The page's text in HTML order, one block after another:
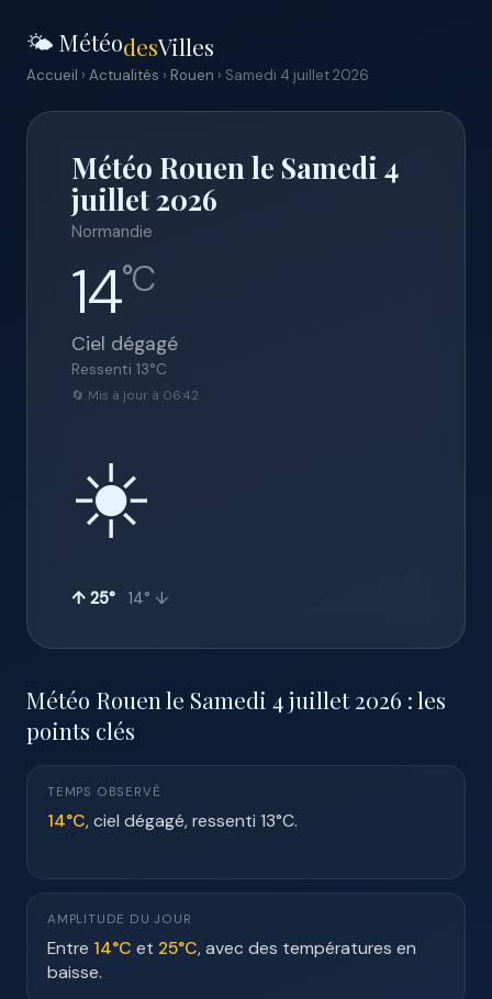
🌤️ MétéodesVilles
Accueil › Actualités › Rouen › Samedi 4 juillet 2026
Météo Rouen le Samedi 4
juillet 2026
Normandie
14°C
Ciel dégagé
Ressenti 13°C
🔄 Mis à jour à 06:42
☀️
↑ 25° 14° ↓
Météo Rouen le Samedi 4 juillet 2026 : les
points clés
TEMPS OBSERVÉ
14°C, ciel dégagé, ressenti 13°C.
AMPLITUDE DU JOUR
Entre 14°C et 25°C, avec des températures en
baisse.